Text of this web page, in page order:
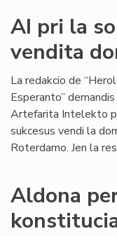
AI pri la
vendita
La redakcio de
Esperanto”
Artefarita Intelekto
sukcesus vendi la
Roterdamo. Jen la
Aldona